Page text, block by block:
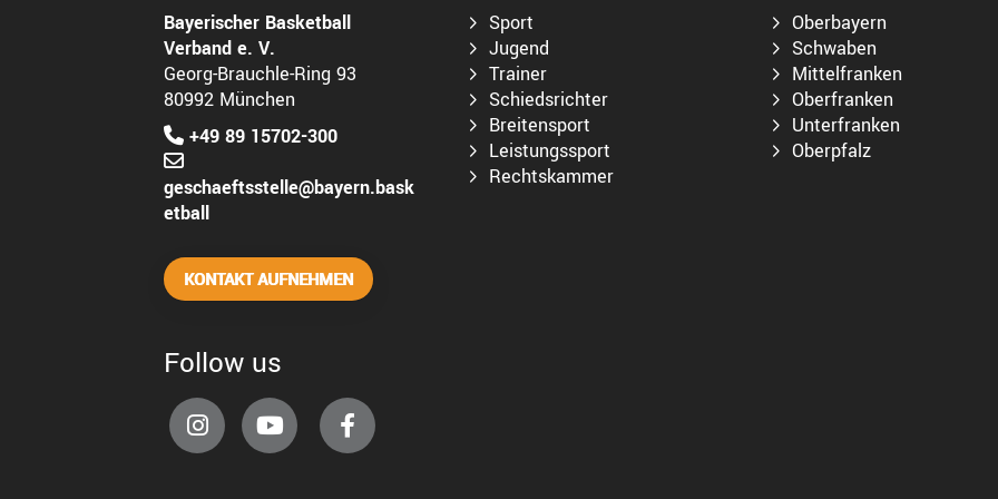
Bayerischer Basketball
Verband e. V.
Georg-Brauchle-Ring 93
80992 München
+49 89 15702-300
geschaeftsstelle@bayern.bask
etball
KONTAKT AUFNEHMEN
Sport
Jugend
Trainer
Schiedsrichter
Breitensport
Leistungssport
Rechtskammer
Oberbayern
Schwaben
Mittelfranken
Oberfranken
Unterfranken
Oberpfalz
Follow us